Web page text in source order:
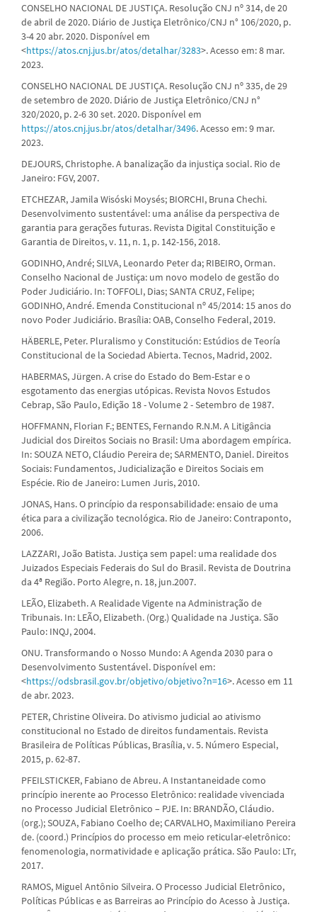
CONSELHO NACIONAL DE JUSTIÇA. Resolução CNJ nº 314, de 20
de abril de 2020. Diário de Justiça Eletrônico/CNJ n° 106/2020, p.
3-4 20 abr. 2020. Disponível em
<https://atos.cnj.jus.br/atos/detalhar/3283>. Acesso em: 8 mar.
2023.
CONSELHO NACIONAL DE JUSTIÇA. Resolução CNJ nº 335, de 29
de setembro de 2020. Diário de Justiça Eletrônico/CNJ n°
320/2020, p. 2-6 30 set. 2020. Disponível em
https://atos.cnj.jus.br/atos/detalhar/3496. Acesso em: 9 mar.
2023.
DEJOURS, Christophe. A banalização da injustiça social. Rio de
Janeiro: FGV, 2007.
ETCHEZAR, Jamila Wisóski Moysés; BIORCHI, Bruna Chechi.
Desenvolvimento sustentável: uma análise da perspectiva de
garantia para gerações futuras. Revista Digital Constituição e
Garantia de Direitos, v. 11, n. 1, p. 142-156, 2018.
GODINHO, André; SILVA, Leonardo Peter da; RIBEIRO, Orman.
Conselho Nacional de Justiça: um novo modelo de gestão do
Poder Judiciário. In: TOFFOLI, Dias; SANTA CRUZ, Felipe;
GODINHO, André. Emenda Constitucional nº 45/2014: 15 anos do
novo Poder Judiciário. Brasília: OAB, Conselho Federal, 2019.
HÄBERLE, Peter. Pluralismo y Constitución: Estúdios de Teoría
Constitucional de la Sociedad Abierta. Tecnos, Madrid, 2002.
HABERMAS, Jürgen. A crise do Estado do Bem-Estar e o
esgotamento das energias utópicas. Revista Novos Estudos
Cebrap, São Paulo, Edição 18 - Volume 2 - Setembro de 1987.
HOFFMANN, Florian F.; BENTES, Fernando R.N.M. A Litigância
Judicial dos Direitos Sociais no Brasil: Uma abordagem empírica.
In: SOUZA NETO, Cláudio Pereira de; SARMENTO, Daniel. Direitos
Sociais: Fundamentos, Judicialização e Direitos Sociais em
Espécie. Rio de Janeiro: Lumen Juris, 2010.
JONAS, Hans. O princípio da responsabilidade: ensaio de uma
ética para a civilização tecnológica. Rio de Janeiro: Contraponto,
2006.
LAZZARI, João Batista. Justiça sem papel: uma realidade dos
Juizados Especiais Federais do Sul do Brasil. Revista de Doutrina
da 4ª Região. Porto Alegre, n. 18, jun.2007.
LEÃO, Elizabeth. A Realidade Vigente na Administração de
Tribunais. In: LEÃO, Elizabeth. (Org.) Qualidade na Justiça. São
Paulo: INQJ, 2004.
ONU. Transformando o Nosso Mundo: A Agenda 2030 para o
Desenvolvimento Sustentável. Disponível em:
<https://odsbrasil.gov.br/objetivo/objetivo?n=16>. Acesso em 11
de abr. 2023.
PETER, Christine Oliveira. Do ativismo judicial ao ativismo
constitucional no Estado de direitos fundamentais. Revista
Brasileira de Políticas Públicas, Brasília, v. 5. Número Especial,
2015, p. 62-87.
PFEILSTICKER, Fabiano de Abreu. A Instantaneidade como
princípio inerente ao Processo Eletrônico: realidade vivenciada
no Processo Judicial Eletrônico – PJE. In: BRANDÃO, Cláudio.
(org.); SOUZA, Fabiano Coelho de; CARVALHO, Maximiliano Pereira
de. (coord.) Princípios do processo em meio reticular-eletrônico:
fenomenologia, normatividade e aplicação prática. São Paulo: LTr,
2017.
RAMOS, Miguel Antônio Silveira. O Processo Judicial Eletrônico,
Políticas Públicas e as Barreiras ao Princípio do Acesso à Justiça.